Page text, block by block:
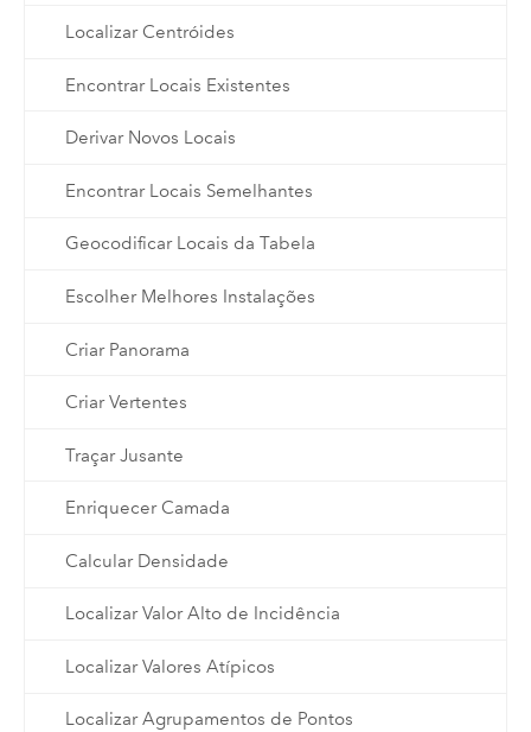
Localizar Centróides
Encontrar Locais Existentes
Derivar Novos Locais
Encontrar Locais Semelhantes
Geocodificar Locais da Tabela
Escolher Melhores Instalações
Criar Panorama
Criar Vertentes
Traçar Jusante
Enriquecer Camada
Calcular Densidade
Localizar Valor Alto de Incidência
Localizar Valores Atípicos
Localizar Agrupamentos de Pontos